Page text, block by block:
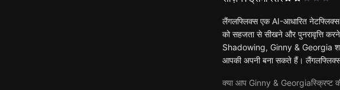
लैंगलफ्लिक्स एक AI-आधारित
को सहजता से सीखने और पुनरावृत्ति
Shadowing, Ginny & Georgia शब्द
आपकी अपनी बना सकते हैं।
क्या आप Ginny & Georgiaस्क्रिप्ट